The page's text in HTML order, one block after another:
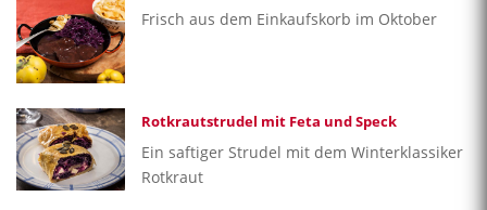
Frisch aus dem Einkaufskorb im Oktober
Rotkrautstrudel mit Feta und Speck
Ein saftiger Strudel mit dem Winterklassiker
Rotkraut